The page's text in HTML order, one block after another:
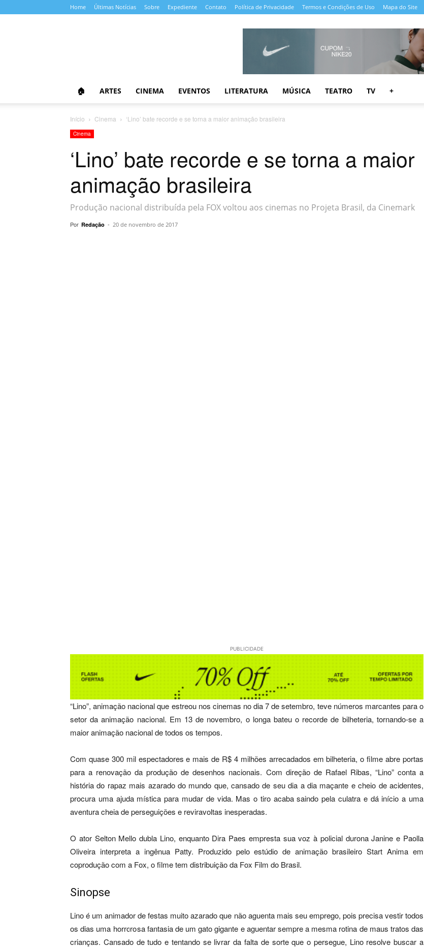
Home Últimas Notícias Sobre Expediente Contato Política de Privacidade Termos e Condições de Uso Mapa do Site
🏠 ARTES CINEMA EVENTOS LITERATURA MÚSICA TEATRO TV +
Início Cinema ‘Lino’ bate recorde e se torna a maior animação brasileira
Cinema
‘Lino’ bate recorde e se torna a maior
animação brasileira
Produção nacional distribuída pela FOX voltou aos cinemas no Projeta Brasil, da Cinemark
Por Redação - 20 de novembro de 2017
PUBLICIDADE
“Lino”, animação nacional que estreou nos cinemas no dia 7 de setembro, teve números marcantes para o
setor da animação nacional. Em 13 de novembro, o longa bateu o recorde de bilheteria, tornando-se a
maior animação nacional de todos os tempos.
Com quase 300 mil espectadores e mais de R$ 4 milhões arrecadados em bilheteria, o filme abre portas
para a renovação da produção de desenhos nacionais. Com direção de Rafael Ribas, “Lino” conta a
história do rapaz mais azarado do mundo que, cansado de seu dia a dia maçante e cheio de acidentes,
procura uma ajuda mística para mudar de vida. Mas o tiro acaba saindo pela culatra e dá início a uma
aventura cheia de perseguições e reviravoltas inesperadas.
O ator Selton Mello dubla Lino, enquanto Dira Paes empresta sua voz à policial durona Janine e Paolla
Oliveira interpreta a ingênua Patty. Produzido pelo estúdio de animação brasileiro Start Anima em
coprodução com a Fox, o filme tem distribuição da Fox Film do Brasil.
Sinopse
Lino é um animador de festas muito azarado que não aguenta mais seu emprego, pois precisa vestir todos
os dias uma horrorosa fantasia de um gato gigante e aguentar sempre a mesma rotina de maus tratos das
crianças. Cansado de tudo e tentando se livrar da falta de sorte que o persegue, Lino resolve buscar a